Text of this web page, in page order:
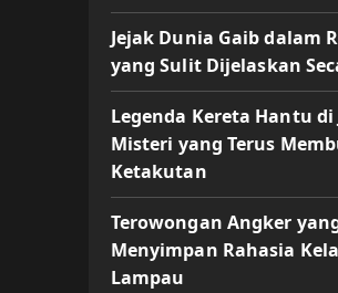
Jejak Dunia Gaib dalam
yang Sulit Dijelaskan
Legenda Kereta Hantu
Misteri yang Terus
Ketakutan
Terowongan Angker
Menyimpan Rahasia
Lampau